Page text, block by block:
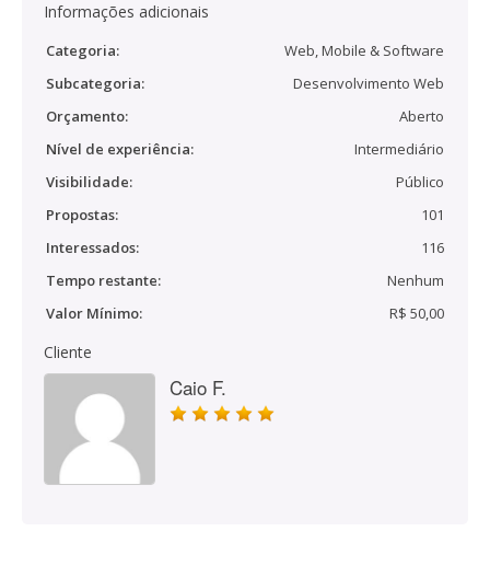
Informações adicionais
Categoria:
Web, Mobile & Software
Subcategoria:
Desenvolvimento Web
Orçamento:
Aberto
Nível de experiência:
Intermediário
Visibilidade:
Público
Propostas:
101
Interessados:
116
Tempo restante:
Nenhum
Valor Mínimo:
R$ 50,00
Cliente
Caio F.